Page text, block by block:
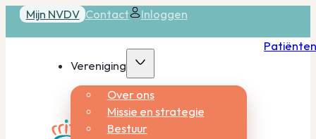
Mijn NVDV Contact Inloggen
Vereniging
Over ons
Missie en strategie
Bestuur